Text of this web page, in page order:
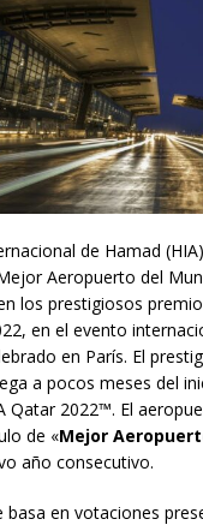
de Hamad
Aeropuerto del
los prestigiosos
en el evento
en París. El
a pocos meses del
Qatar 2022™. El
de «Mejor
año consecutivo.
basa en votaciones